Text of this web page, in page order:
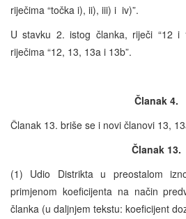
riječima “točka i), ii), iii) i iv)”.
U stavku 2. istog članka, riječi “12 i
riječima “12, 13, 13a i 13b”.
Članak 4.
Članak 13. briše se i novi članovi 13,
Članak 13.
(1) Udio Distrikta u preostalom
primjenom koeficijenta na način
članka (u daljnjem tekstu: koeficijent